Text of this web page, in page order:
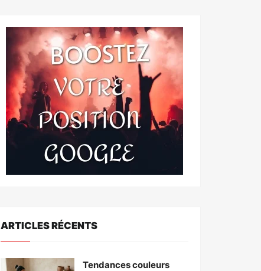
ARTICLES RÉCENTS
Tendances couleurs